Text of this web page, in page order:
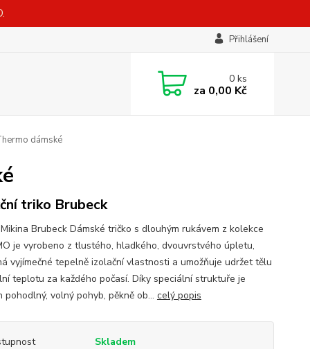
Přihlášení
0ks
za 0,00 Kč
dámské
triko Brubeck
Brubeck Dámské tričko s dlouhým rukávem z kolekce
je vyrobeno z tlustého, hladkého, dvouvrstvého úpletu,
vyjímečné tepelně izolační vlastnosti a umožňuje udržet tělu
teplotu za každého počasí. Díky speciální struktuře je
pohodlný, volný pohyb, pěkně ob... celý popis
Skladem